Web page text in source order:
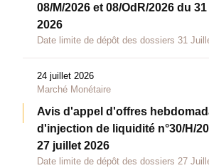
08/M/2026 et 08/OdR/2026 du
2026
Date limite de dépôt des dossiers 31
24 juillet 2026
Marché Monétaire
Avis d'appel d'offres
d'injection de liquidité n°30/H/
27 juillet 2026
Date limite de dépôt des dossiers 27